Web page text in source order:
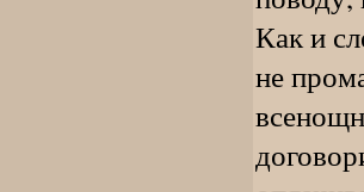
Как и
не